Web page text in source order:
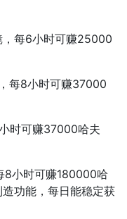
每6小时可赚25000
8小时可赚37000
时可赚37000哈夫
小时可赚180000哈
功能，每日能稳定获